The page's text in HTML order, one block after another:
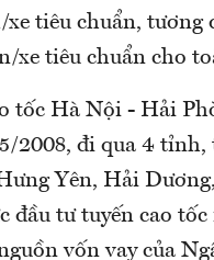
tiêu chuẩn, tương
xe tiêu chuẩn cho
tốc Hà Nội - Hải
2008, đi qua 4 tỉnh,
Yên, Hải
đầu tư tuyến cao
vốn vay của